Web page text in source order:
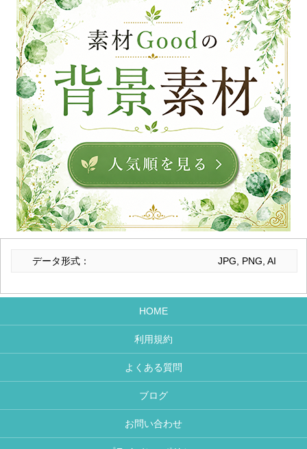
データ形式： JPG, PNG, AI
HOME
利用規約
よくある質問
ブログ
お問い合わせ